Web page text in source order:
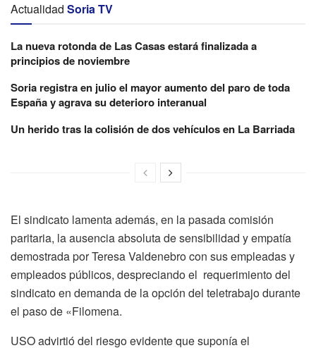
Actualidad Soria TV
La nueva rotonda de Las Casas estará finalizada a
principios de noviembre
Soria registra en julio el mayor aumento del paro de toda
España y agrava su deterioro interanual
Un herido tras la colisión de dos vehículos en La Barriada
El sindicato lamenta además, en la pasada comisión
paritaria, la ausencia absoluta de sensibilidad y empatía
demostrada por Teresa Valdenebro con sus empleadas y
empleados públicos, despreciando el requerimiento del
sindicato en demanda de la opción del teletrabajo durante
el paso de «Filomena.
USO advirtió del riesgo evidente que suponía el